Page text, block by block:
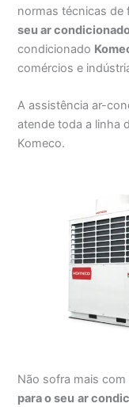
normas técnicas de
seu ar
condicionado
comércios e
A assistência ar-
atende toda a linha
Komeco.
Não sofra mais
para o seu ar